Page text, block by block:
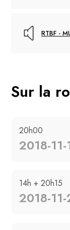
RTBF -
Sur la
20h00
2018-11-
14h + 20h15
2018-